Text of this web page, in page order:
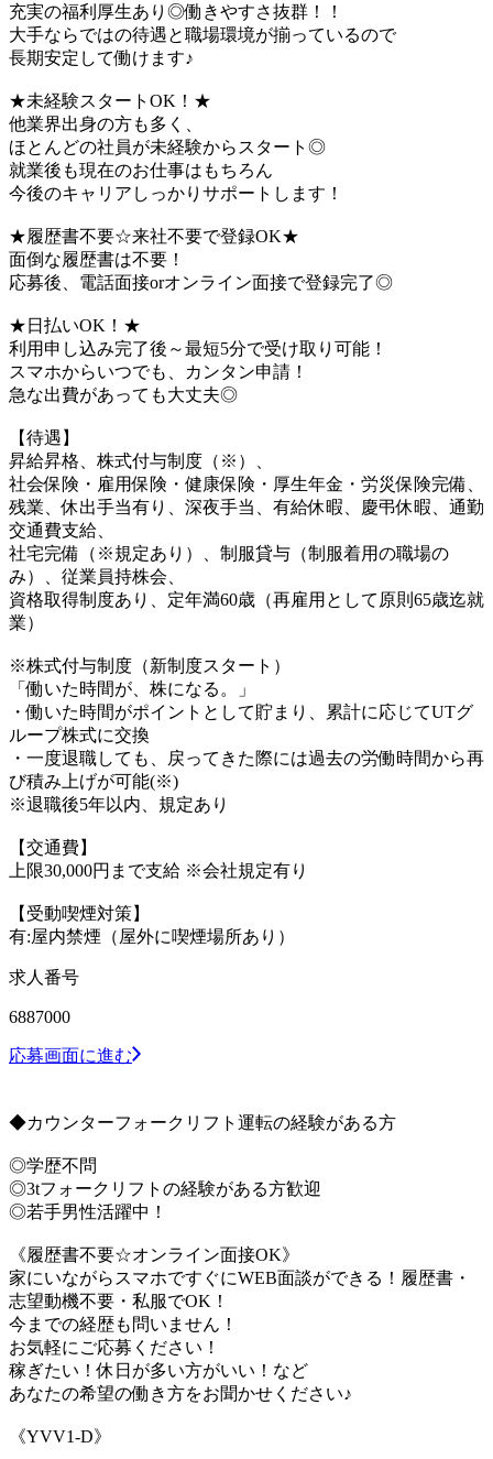
充実の福利厚生あり◎働きやすさ抜群！！
大手ならではの待遇と職場環境が揃っているので
長期安定して働けます♪
★未経験スタートOK！★
他業界出身の方も多く、
ほとんどの社員が未経験からスタート◎
就業後も現在のお仕事はもちろん
今後のキャリアしっかりサポートします！
★履歴書不要☆来社不要で登録OK★
面倒な履歴書は不要！
応募後、電話面接orオンライン面接で登録完了◎
★日払いOK！★
利用申し込み完了後～最短5分で受け取り可能！
スマホからいつでも、カンタン申請！
急な出費があっても大丈夫◎
【待遇】
昇給昇格、株式付与制度（※）、
社会保険・雇用保険・健康保険・厚生年金・労災保険完備、
残業、休出手当有り、深夜手当、有給休暇、慶弔休暇、通勤
交通費支給、
社宅完備（※規定あり）、制服貸与（制服着用の職場の
み）、従業員持株会、
資格取得制度あり、定年満60歳（再雇用として原則65歳迄就
業）
※株式付与制度（新制度スタート）
「働いた時間が、株になる。」
・働いた時間がポイントとして貯まり、累計に応じてUTグ
ループ株式に交換
・一度退職しても、戻ってきた際には過去の労働時間から再
び積み上げが可能(※)
※退職後5年以内、規定あり
【交通費】
上限30,000円まで支給 ※会社規定有り
【受動喫煙対策】
有:屋内禁煙（屋外に喫煙場所あり）
求人番号
6887000
応募画面に進む
◆カウンターフォークリフト運転の経験がある方
◎学歴不問
◎3tフォークリフトの経験がある方歓迎
◎若手男性活躍中！
《履歴書不要☆オンライン面接OK》
家にいながらスマホですぐにWEB面談ができる！履歴書・
志望動機不要・私服でOK！
今までの経歴も問いません！
お気軽にご応募ください！
稼ぎたい！休日が多い方がいい！など
あなたの希望の働き方をお聞かせください♪
《YVV1-D》